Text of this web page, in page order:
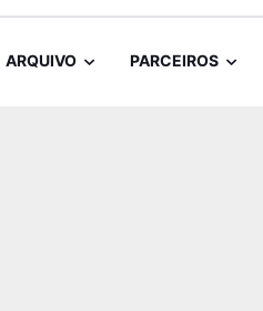
ARQUIVO PARCEIROS